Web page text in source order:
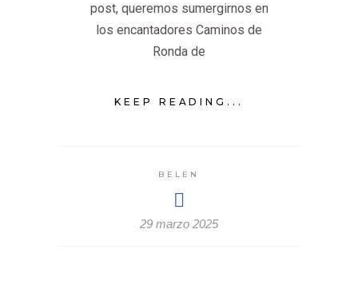
post, queremos sumergirnos en
los encantadores Caminos de
Ronda de
KEEP READING...
BELEN
29 marzo 2025